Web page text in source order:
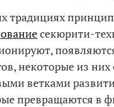
традициях
секюрити-
некоторые из
ветками
превращаются в